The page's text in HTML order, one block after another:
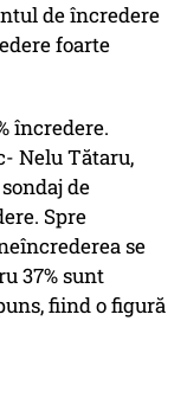
de încredere
foarte
încredere.
Nelu Tătaru,
de
Spre
se
37% sunt
fiind o figură